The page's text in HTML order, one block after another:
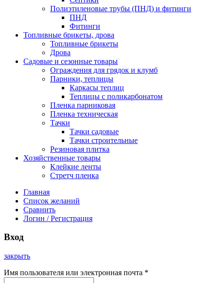
Полиэтиленовые трубы (ПНД) и фитинги
ПНД
Фитинги
Топливные брикеты, дрова
Топливные брикеты
Дрова
Садовые и сезонные товары
Ограждения для грядок и клумб
Парники, теплицы
Каркасы теплиц
Теплицы с поликарбонатом
Пленка парниковая
Пленка техническая
Тачки
Тачки садовые
Тачки строительные
Резиновая плитка
Хозяйственные товары
Клейкие ленты
Стретч пленка
Главная
Список желаний
Сравнить
Логин / Регистрация
Вход
закрыть
Имя пользователя или электронная почта *